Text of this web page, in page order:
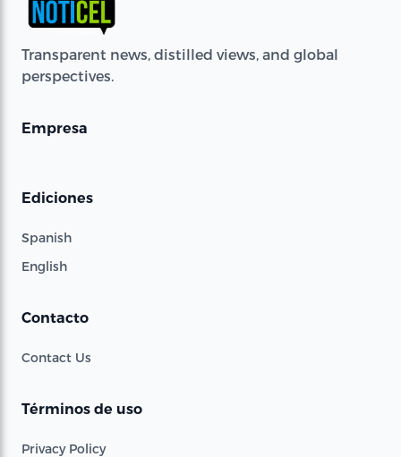
Transparent news, distilled views, and global
perspectives.
Empresa
Ediciones
Spanish
English
Contacto
Contact Us
Términos de uso
Privacy Policy